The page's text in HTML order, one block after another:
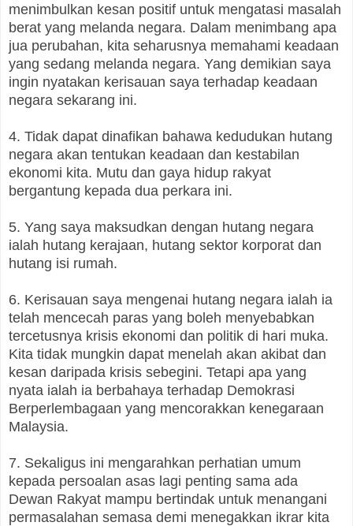
menimbulkan kesan positif untuk mengatasi masalah
berat yang melanda negara. Dalam menimbang apa
jua perubahan, kita seharusnya memahami keadaan
yang sedang melanda negara. Yang demikian saya
ingin nyatakan kerisauan saya terhadap keadaan
negara sekarang ini.
4. Tidak dapat dinafikan bahawa kedudukan hutang
negara akan tentukan keadaan dan kestabilan
ekonomi kita. Mutu dan gaya hidup rakyat
bergantung kepada dua perkara ini.
5. Yang saya maksudkan dengan hutang negara
ialah hutang kerajaan, hutang sektor korporat dan
hutang isi rumah.
6. Kerisauan saya mengenai hutang negara ialah ia
telah mencecah paras yang boleh menyebabkan
tercetusnya krisis ekonomi dan politik di hari muka.
Kita tidak mungkin dapat menelah akan akibat dan
kesan daripada krisis sebegini. Tetapi apa yang
nyata ialah ia berbahaya terhadap Demokrasi
Berperlembagaan yang mencorakkan kenegaraan
Malaysia.
7. Sekaligus ini mengarahkan perhatian umum
kepada persoalan asas lagi penting sama ada
Dewan Rakyat mampu bertindak untuk menangani
permasalahan semasa demi menegakkan ikrar kita